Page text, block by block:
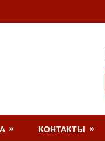
КОНТАКТЫ